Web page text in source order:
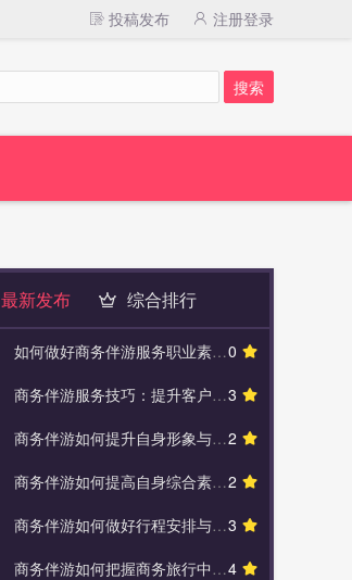
投稿发布 注册登录
最新发布 综合排行
0
如何做好商务伴游服务职业素养与技巧
3
商务伴游服务技巧：提升客户满意度的方法
2
商务伴游如何提升自身形象与品牌价值
2
商务伴游如何提高自身综合素质与竞争力
3
商务伴游如何做好行程安排与规划
4
商务伴游如何把握商务旅行中的礼仪细节